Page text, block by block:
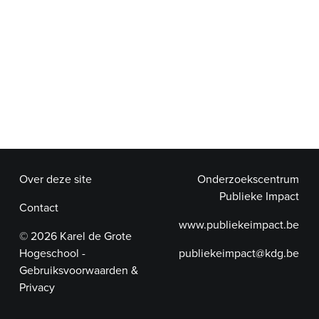
Over deze site
Contact
© 2026 Karel de Grote
Hogeschool -
Gebruiksvoorwaarden &
Privacy
Onderzoekscentrum
Publieke Impact
www.publiekeimpact.be
publiekeimpact@kdg.be